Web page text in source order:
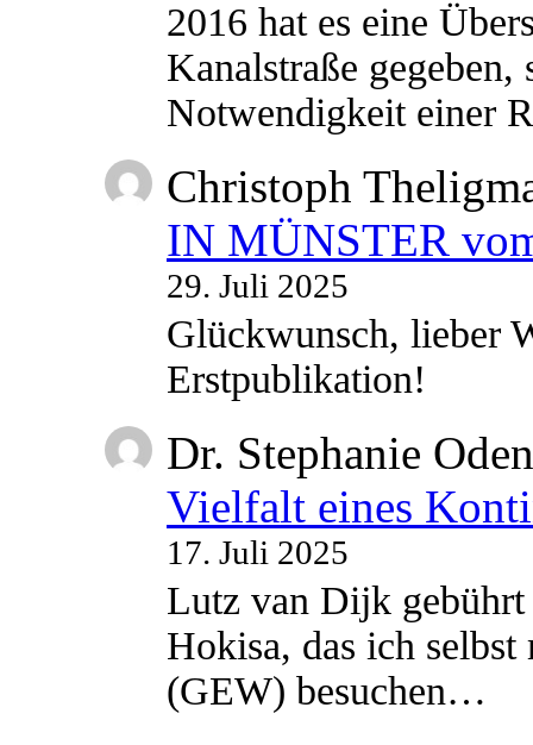
2016 hat es eine
Kanalstraße
Notwendigkeit einer
Christoph
IN MÜNSTER
29. Juli 2025
Glückwunsch, lieber
Erstpublikation!
Dr. Stephanie
Vielfalt eines
17. Juli 2025
Lutz van Dijk
Hokisa, das ich
(GEW) besuchen…